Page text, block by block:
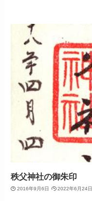
秩父神社の御朱印
2016年9月6日 2022年6月24日